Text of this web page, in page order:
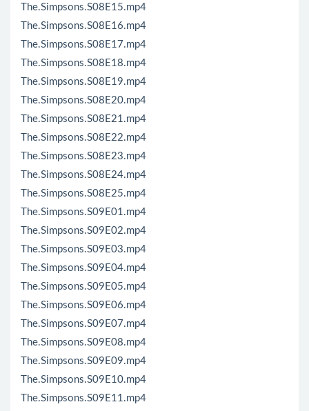
The.Simpsons.S08E15.mp4
The.Simpsons.S08E16.mp4
The.Simpsons.S08E17.mp4
The.Simpsons.S08E18.mp4
The.Simpsons.S08E19.mp4
The.Simpsons.S08E20.mp4
The.Simpsons.S08E21.mp4
The.Simpsons.S08E22.mp4
The.Simpsons.S08E23.mp4
The.Simpsons.S08E24.mp4
The.Simpsons.S08E25.mp4
The.Simpsons.S09E01.mp4
The.Simpsons.S09E02.mp4
The.Simpsons.S09E03.mp4
The.Simpsons.S09E04.mp4
The.Simpsons.S09E05.mp4
The.Simpsons.S09E06.mp4
The.Simpsons.S09E07.mp4
The.Simpsons.S09E08.mp4
The.Simpsons.S09E09.mp4
The.Simpsons.S09E10.mp4
The.Simpsons.S09E11.mp4